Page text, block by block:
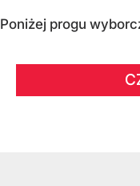
Poniżej progu